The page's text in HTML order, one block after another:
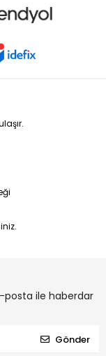
posta ile haberdar
Gönder